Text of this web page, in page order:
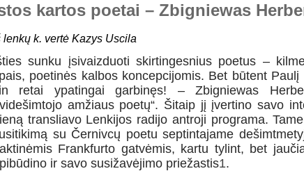
kartos poetai – Zbigniewas
lenkų k. vertė Kazys Uscila
sunku įsivaizduoti skirtingesnius poetus –
poetinės kalbos koncepcijomis. Bet būtent
retai ypatingai garbinęs! – Zbigniewas
amžiaus poetų“. Šitaip jį įvertino savo
transliavo Lenkijos radijo antroji programa.
su Černivcų poetu septintajame
Frankfurto gatvėmis, kartu tylint, bet
ir savo susižavėjimo priežastis1.